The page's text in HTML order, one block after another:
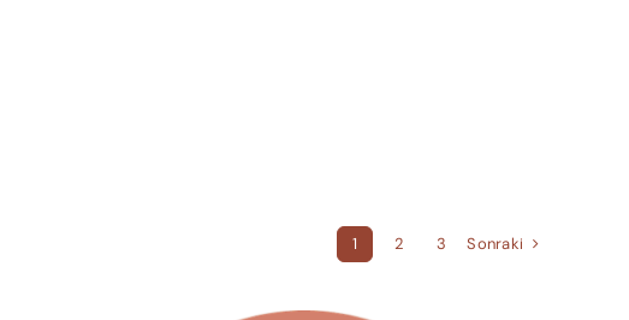
1 2 3 Sonraki